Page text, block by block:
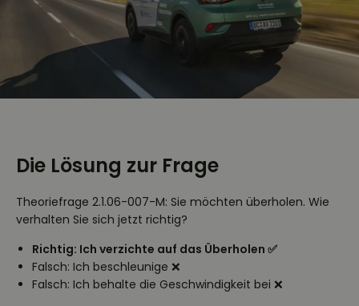
Die Lösung zur Frage
Theoriefrage 2.1.06-007-M: Sie möchten überholen. Wie
verhalten Sie sich jetzt richtig?
Richtig: Ich verzichte auf das Überholen ✅
Falsch: Ich beschleunige ❌
Falsch: Ich behalte die Geschwindigkeit bei ❌